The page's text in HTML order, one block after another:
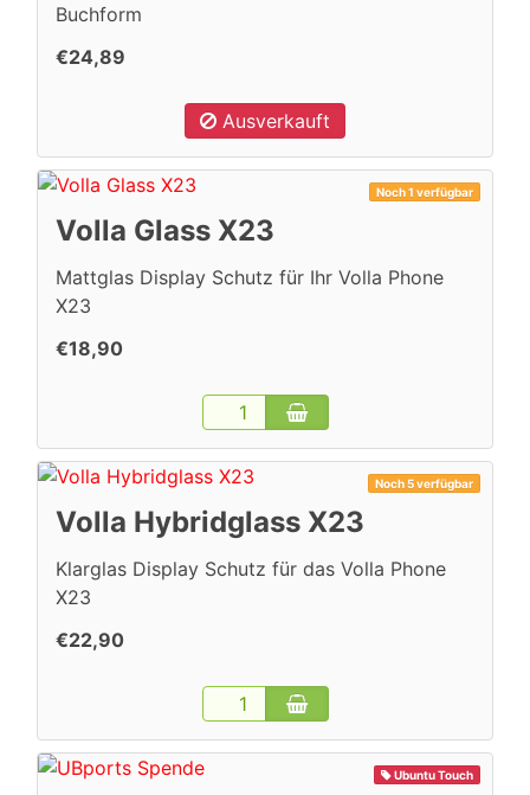
Buchform
€24,89
Ausverkauft
Noch 1 verfügbar
Volla Glass X23
Mattglas Display Schutz für Ihr Volla Phone
X23
€18,90
Noch 5 verfügbar
Volla Hybridglass X23
Klarglas Display Schutz für das Volla Phone
X23
€22,90
Ubuntu Touch